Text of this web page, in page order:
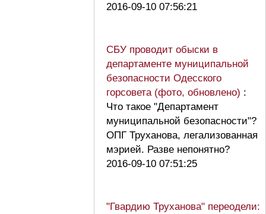
2016-09-10 07:56:21
СБУ проводит обыски в
департаменте муниципальной
безопасности Одесского
горсовета (фото, обновлено) :
Что такое "Департамент
муниципальной безопасности"?
ОПГ Труханова, легализованная
мэрией. Разве непонятно?
2016-09-10 07:51:25
"Гвардию Труханова" переодели: